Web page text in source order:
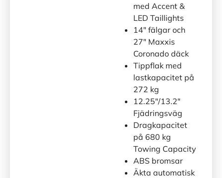
med Accent &
LED Taillights
14″ fälgar och
27″ Maxxis
Coronado däck
Tippflak med
lastkapacitet på
272 kg
12.25″/13.2″
Fjädringsväg
Dragkapacitet
på 680 kg
Towing Capacity
ABS bromsar
Äkta automatisk